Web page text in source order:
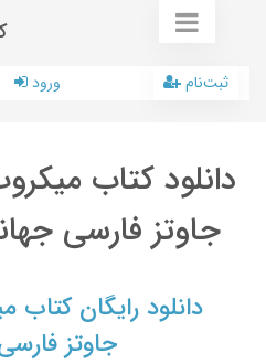
ورود ثبت‌نام
دانلود کتاب
جاوتز فارسی
دانلود رایگان
جاوتز